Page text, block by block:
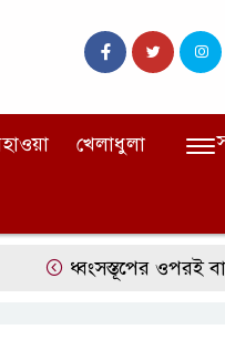
খেলাধুলা
ধ্বংসস্তূপের ওপরই বারবার